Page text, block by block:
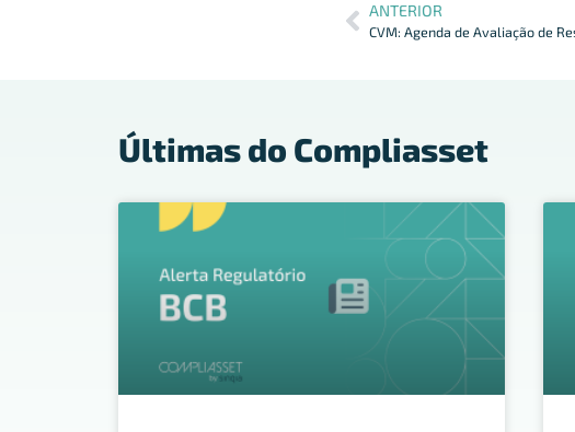
ANTERIOR
Últimas do Compliasset